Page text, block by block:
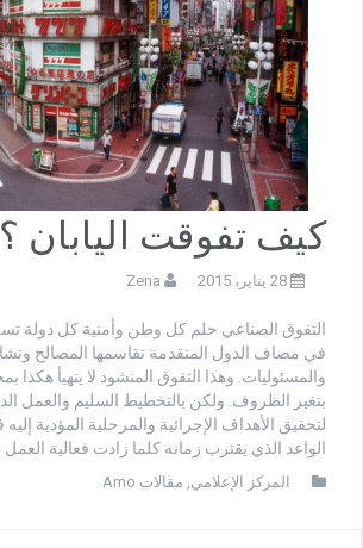
كيف تفوقت اليابان ؟
28 يناير، 2015 Zena
التفوق الصناعي حلم كل وطن وأمنية كل دولة
في مصاف الدول المتقدمة تقاسمها المصالح
والمسئوليات. وهذا التفوق المنشود لا يتهيأ هكذا
بتغير الظروف. ولكن بالتخطيط السليم والعمل
لتحقيق الأهداف الإجرائية والمرحلية المؤدية
الواعد الذي يقترب زمانه كلما زادت فعالية العمل
المركز الإعلامي , مقالات Amo